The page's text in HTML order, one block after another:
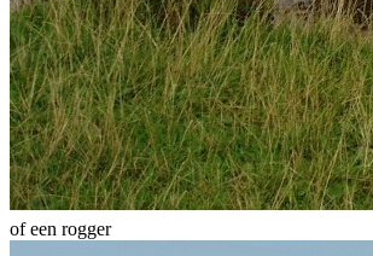
of een rogger